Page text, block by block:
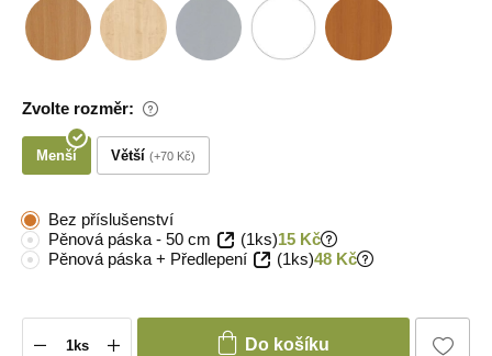
Zvolte rozměr:
Menší Větší +70 Kč
Bez příslušenství
Pěnová páska - 50 cm
(1ks)15 Kč
Pěnová páska + Předlepení
(1ks)48 Kč
Do košíku